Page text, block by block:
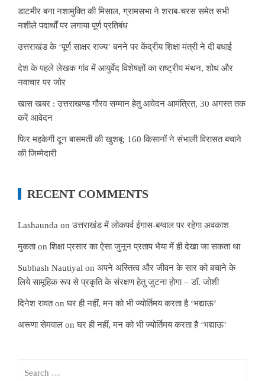
डाटमीर बना नशामुक्ति की मिसाल, ग्रामसभा ने शराब-चरस समेत सभी
नशीले पदार्थों पर लगाया पूर्ण प्रतिबंध
उत्तराखंड के ‘पूर्ण साक्षर राज्य’ बनने पर केंद्रीय शिक्षा मंत्री ने दी बधाई
देश के पहले लेखक गांव में आयुर्वेद विशेषज्ञों का राष्ट्रीय मंथन, शोध और
नवाचार पर जोर
खास खबर : उत्तराखण्ड गौरव सम्मान हेतु आवेदन आमंत्रित, 30 अगस्त तक
करें आवेदन
फिर महकेगी दून बासमती की खुशबू: 160 किसानों ने संभाली विरासत बचाने
की जिम्मेदारी
RECENT COMMENTS
Lashaunda onउत्तराखंड में लोकपर्व ईगास-बग्वाल पर रहेगा अवकाश
मुकताonशिक्षा प्रसार का ऐसा जुनून प्रताप भैया में ही देखा जा सकता था
Subhash Nautiyal on अपने अस्तित्व और जीवन के सार को बचाने के
लिये सामूहिक रूप से प्रकृति के संरक्षण हेतु जुटना होगा – डॉ. जोशी
दिनेश रावतonघर ही नहीं, मन को भी ज्योर्तिमय करता है ‘भद्याऊ’
अरूणा सेमवाल onघर ही नहीं, मन को भी ज्योर्तिमय करता है ‘भद्याऊ’